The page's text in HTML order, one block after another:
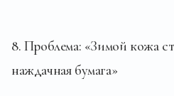
8. Проблема: «Зимой кожа
наждачная бумага»